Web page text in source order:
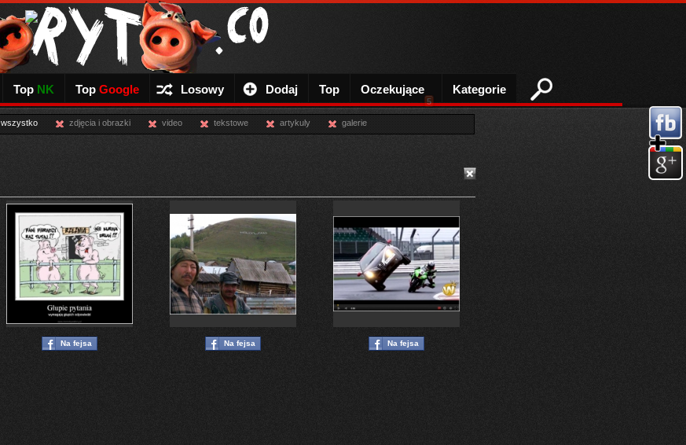
Top NK Top Google Losowy Dodaj Top Oczekujące
5
Kategorie
wszystko zdjęcia i obrazki video tekstowe artykuly galerie
Na fejsa Na fejsa Na fejsa